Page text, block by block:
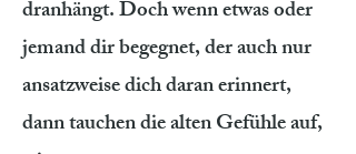
dranhängt. Doch wenn etwas oder
jemand dir begegnet, der auch nur
ansatzweise dich daran erinnert,
dann tauchen die alten Gefühle auf,